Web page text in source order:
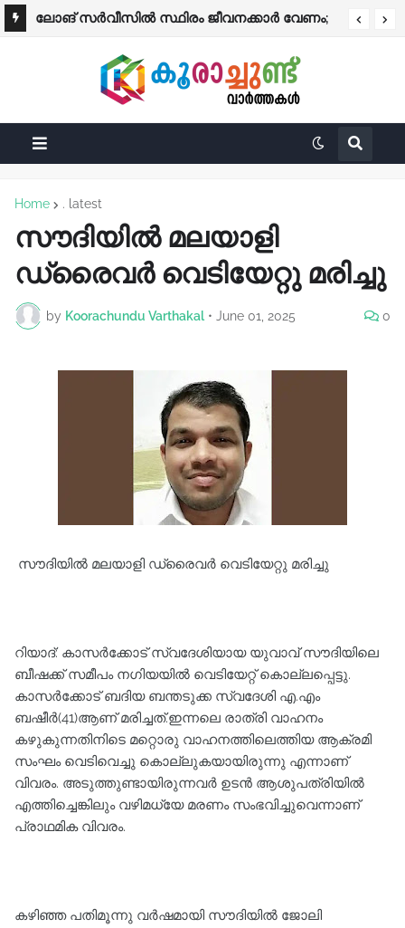
ലോങ് സർവീസിൽ സ്ഥിരം ജീവനക്കാർ വേണം;
KSRTC വിഴുങ്ങി
ഡ്രൈവിങ് ലൈസൻസുള്ളവർക്ക്
സുപ്രധാന മാറ്റങ്ങൾ
Home . latest
സൗദിയില്‍ മലയാളി
ഡ്രൈവർ വെടിയേറ്റു മരിച്ചു
by Koorachundu Varthakal • June 01, 2025 0
സൗദിയില്‍ മലയാളി ഡ്രൈവർ വെടിയേറ്റു മരിച്ചു
റിയാദ്: കാസർക്കോട് സ്വദേശിയായ യുവാവ് സൗദിയിലെ
ബീഷക്ക് സമീപം നഗിയയില്‍ വെടിയേറ്റ് കൊല്ലപ്പെട്ടു.
കാസർക്കോട് ബദിയ ബന്തടുക്ക സ്വദേശി എ.എം
ബഷീർ(41)ആണ് മരിച്ചത്.ഇന്നലെ രാത്രി വാഹനം
കഴുകുന്നതിനിടെ മറ്റൊരു വാഹനത്തിലെത്തിയ ആക്രമി
സംഘം വെടിവെച്ചു കൊല്ലുകയായിരുന്നു എന്നാണ്
വിവരം. അടുത്തുണ്ടായിരുന്നവർ ഉടൻ ആശുപത്രിയില്‍
എത്തിച്ചെങ്കിലും വഴിമധ്യേ മരണം സംഭവിച്ചുവെന്നാണ്
പ്രാഥമിക വിവരം.
കഴിഞ്ഞ പതിമൂന്നു വർഷമായി സൗദിയില്‍ ജോലി